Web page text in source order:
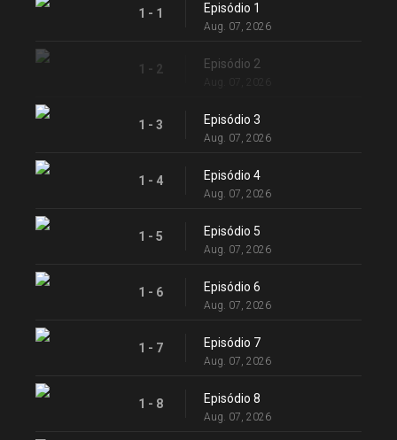
1 - 1 Episódio 1
Aug. 07, 2026
1 - 2 Episódio 2
1 - 3 Episódio 3
Aug. 07, 2026
1 - 4 Episódio 4
Aug. 07, 2026
1 - 5 Episódio 5
Aug. 07, 2026
1 - 6 Episódio 6
Aug. 07, 2026
1 - 7 Episódio 7
Aug. 07, 2026
1 - 8 Episódio 8
Aug. 07, 2026